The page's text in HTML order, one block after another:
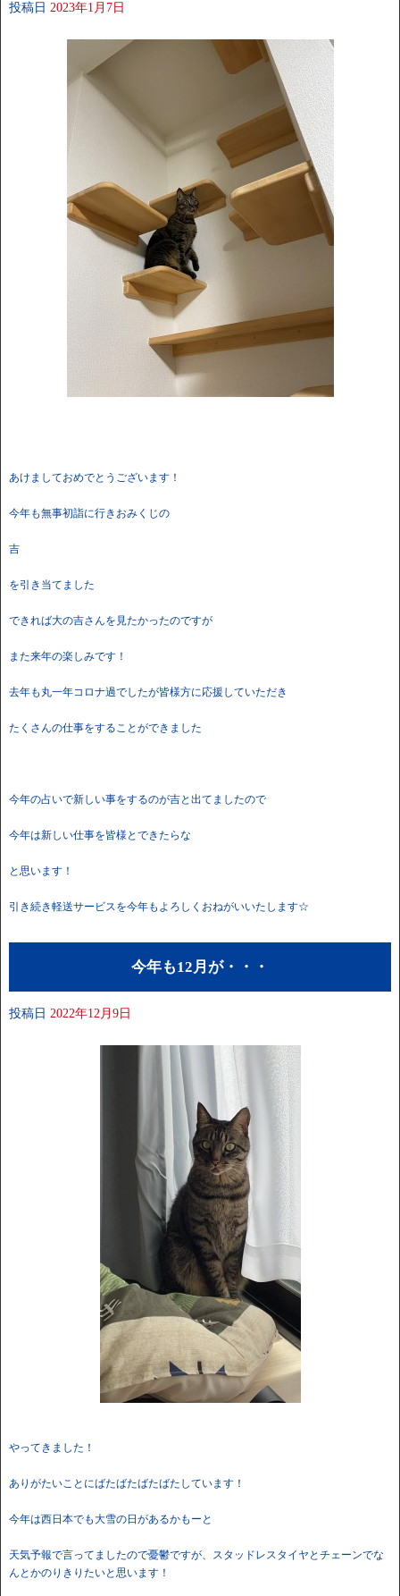
投稿日 2023年1月7日
あけましておめでとうございます！
今年も無事初詣に行きおみくじの
吉
を引き当てました
できれば大の吉さんを見たかったのですが
また来年の楽しみです！
去年も丸一年コロナ過でしたが皆様方に応援していただき
たくさんの仕事をすることができました
今年の占いで新しい事をするのが吉と出てましたので
今年は新しい仕事を皆様とできたらな
と思います！
引き続き軽送サービスを今年もよろしくおねがいいたします☆
今年も12月が・・・
投稿日 2022年12月9日
やってきました！
ありがたいことにばたばたばたばたしています！
今年は西日本でも大雪の日があるかもーと
天気予報で言ってましたので憂鬱ですが、スタッドレスタイヤとチェーンでな
んとかのりきりたいと思います！